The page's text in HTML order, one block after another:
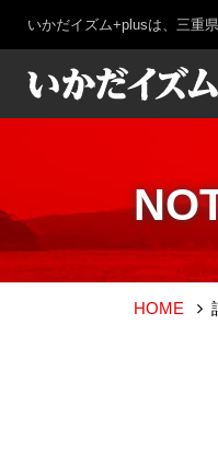
いかだイズム+plusは、三重
HOME